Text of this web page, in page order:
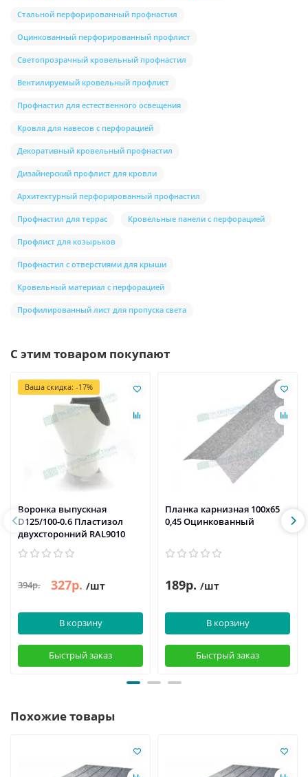
Стальной перфорированный профнастил
Оцинкованный перфорированный профлист
Светопрозрачный кровельный профнастил
Вентилируемый кровельный профлист
Профнастил для естественного освещения
Кровля для навесов с перфорацией
Декоративный кровельный профнастил
Дизайнерский профлист для кровли
Архитектурный перфорированный профнастил
Профнастил для террас Кровельные панели с перфорацией
Профлист для козырьков
Профнастил с отверстиями для крыши
Кровельный материал с перфорацией
Профилированный лист для пропуска света
С этим товаром покупают
Ваша скидка: -17%
Воронка выпускная
D125/100-0.6 Пластизол
двухсторонний RAL9010
394р. 327р. /шт
В корзину
Быстрый заказ
Планка карнизная 100х65
0,45 Оцинкованный
189р. /шт
В корзину
Быстрый заказ
Похожие товары